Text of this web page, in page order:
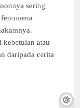
sering
kebetulan atau
daripada cerita